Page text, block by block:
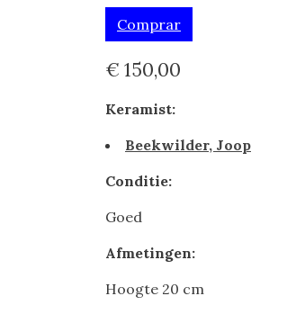
Comprar
€ 150,00
Keramist:
Beekwilder, Joop
Conditie:
Goed
Afmetingen:
Hoogte 20 cm